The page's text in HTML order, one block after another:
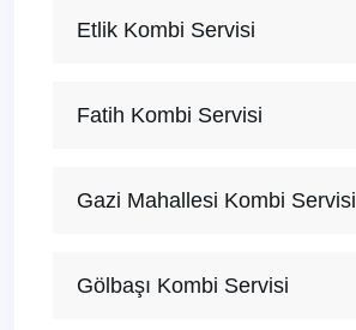
Etlik Kombi Servisi
Fatih Kombi Servisi
Gazi Mahallesi Kombi Servisi
Gölbaşı Kombi Servisi